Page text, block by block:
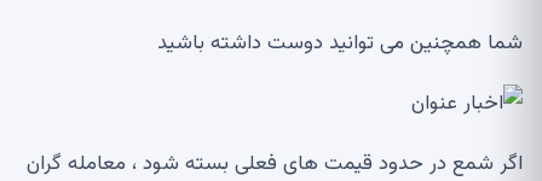
شما همچنین می توانید دوست داشته باشید
اگر شمع در حدود قیمت های فعلی بسته شود ، معامله گران